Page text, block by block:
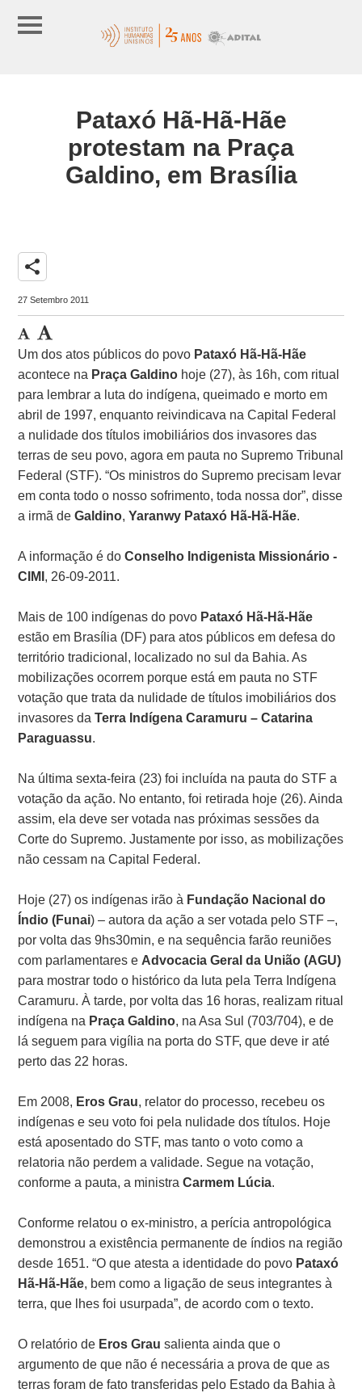
Pataxó Hã-Hã-Hãe
protestam na Praça
Galdino, em Brasília
share
27 Setembro 2011
Um dos atos públicos do povo Pataxó Hã-Hã-Hãe
acontece na Praça Galdino hoje (27), às 16h, com ritual
para lembrar a luta do indígena, queimado e morto em
abril de 1997, enquanto reivindicava na Capital Federal
a nulidade dos títulos imobiliários dos invasores das
terras de seu povo, agora em pauta no Supremo Tribunal
Federal (STF). “Os ministros do Supremo precisam levar
em conta todo o nosso sofrimento, toda nossa dor”, disse
a irmã deGaldino,Yaranwy Pataxó Hã-Hã-Hãe.
A informação é doConselho Indigenista Missionário -
CIMI , 26-09-2011.
Mais de 100 indígenas do povo Pataxó Hã-Hã-Hãe
estão em Brasília (DF) para atos públicos em defesa do
território tradicional, localizado no sul da Bahia. As
mobilizações ocorrem porque está em pauta no STF
votação que trata da nulidade de títulos imobiliários dos
invasores daTerra Indígena Caramuru – Catarina
Paraguassu.
Na última sexta-feira (23) foi incluída na pauta do STF a
votação da ação. No entanto, foi retirada hoje (26). Ainda
assim, ela deve ser votada nas próximas sessões da
Corte do Supremo. Justamente por isso, as mobilizações
não cessam na Capital Federal.
Hoje (27) os indígenas irão à Fundação Nacional do
Índio (Funai) – autora da ação a ser votada pelo STF –,
por volta das 9hs30min, e na sequência farão reuniões
com parlamentares e Advocacia Geral da União (AGU)
para mostrar todo o histórico da luta pela Terra Indígena
Caramuru. À tarde, por volta das 16 horas, realizam ritual
indígena na Praça Galdino, na Asa Sul (703/704), e de
lá seguem para vigília na porta do STF, que deve ir até
perto das 22 horas.
Em 2008, Eros Grau, relator do processo, recebeu os
indígenas e seu voto foi pela nulidade dos títulos. Hoje
está aposentado do STF, mas tanto o voto como a
relatoria não perdem a validade. Segue na votação,
conforme a pauta, a ministraCarmem Lúcia.
Conforme relatou o ex-ministro, a perícia antropológica
demonstrou a existência permanente de índios na região
desde 1651. “O que atesta a identidade do povo Pataxó
Hã-Hã-Hãe, bem como a ligação de seus integrantes à
terra, que lhes foi usurpada”, de acordo com o texto.
O relatório de Eros Grau salienta ainda que o
argumento de que não é necessária a prova de que as
terras foram de fato transferidas pelo Estado da Bahia à